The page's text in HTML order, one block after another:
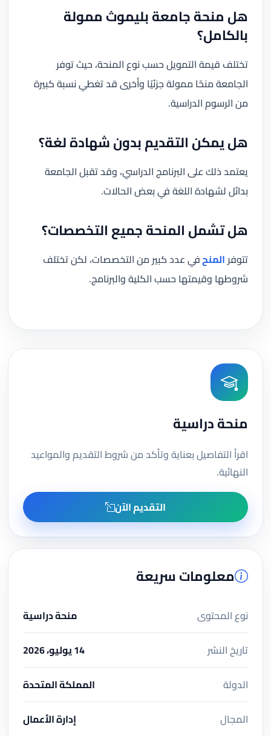
هل منحة جامعة بليموث ممولة
بالكامل؟
تختلف قيمة التمويل حسب نوع المنحة، حيث توفر
الجامعة منحًا ممولة جزئيًا وأخرى قد تغطي نسبة كبيرة
من الرسوم الدراسية.
هل يمكن التقديم بدون شهادة لغة؟
يعتمد ذلك على البرنامج الدراسي، وقد تقبل الجامعة
بدائل لشهادة اللغة في بعض الحالات.
هل تشمل المنحة جميع التخصصات؟
تتوفرالمنحفي عدد كبير من التخصصات، لكن تختلف
شروطها وقيمتها حسب الكلية والبرنامج.
منحة دراسية
اقرأ التفاصيل بعناية وتأكد من شروط التقديم والمواعيد
النهائية.
التقديم الآن
معلومات سريعة
نوع المحتوى
منحة دراسية
تاريخ النشر
14 يوليو، 2026
الدولة
المملكة المتحدة
المجال
إدارة الأعمال